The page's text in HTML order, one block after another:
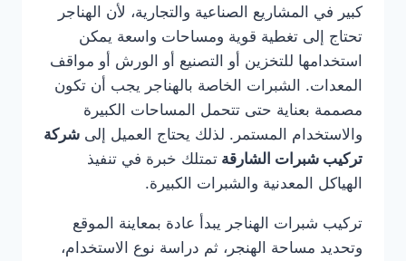
كبير في المشاريع الصناعية والتجارية، لأن الهناجر
تحتاج إلى تغطية قوية ومساحات واسعة يمكن
استخدامها للتخزين أو التصنيع أو الورش أو مواقف
المعدات. الشبرات الخاصة بالهناجر يجب أن تكون
مصممة بعناية حتى تتحمل المساحات الكبيرة
والاستخدام المستمر. لذلك يحتاج العميل إلى شركة
تركيب شبرات الشارقة تمتلك خبرة في تنفيذ
الهياكل المعدنية والشبرات الكبيرة.
تركيب شبرات الهناجر يبدأ عادة بمعاينة الموقع
وتحديد مساحة الهنجر، ثم دراسة نوع الاستخدام،